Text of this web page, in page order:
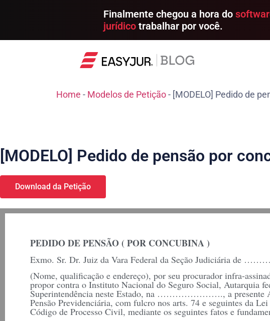
Finalmente chegou a hora do
jurídico trabalhar por você.
Home - Modelos de Petição- [MODELO] Pedido de
[MODELO] Pedido de pensão por
Download da Petição
PEDIDO DE PENSÃO ( POR CONCUBINA )
Exmo. Sr. Dr. Juiz da Vara Federal da Seção Judiciária de
(Nome, qualificação e endereço), por seu procurador infra-
propor contra o Instituto Nacional do Seguro Social, Autarquia
Superintendência neste Estado, na …………………., a presente
Pensão Previdenciária, com fulcro nos arts. 74 e seguintes da
Código de Processo Civil, mediante os seguintes fatos e